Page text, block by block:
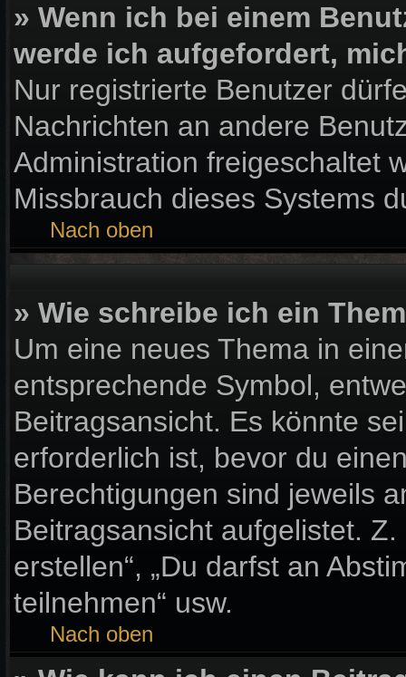
» Wenn ich bei einem
werde ich aufgefordert,
Nur registrierte Benutzer
Nachrichten an andere
Administration freigeschaltet
Missbrauch dieses Systems
Nach oben
» Wie schreibe ich ein
Um eine neues Thema in
entsprechende Symbol,
Beitragsansicht. Es könnte
erforderlich ist, bevor du
Berechtigungen sind jeweils
Beitragsansicht aufgelistet.
erstellen“, „Du darfst an
teilnehmen“ usw.
Nach oben